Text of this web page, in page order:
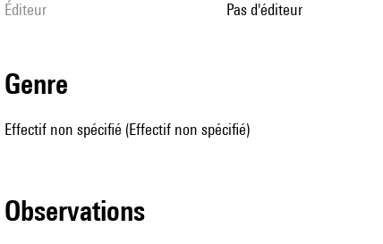
éditeur pas d'éditeur
genre
Effectif non spécifié (Effectif non spécifié)
observations